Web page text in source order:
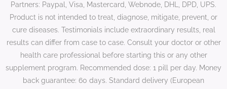
Partners: Paypal, Visa, Mastercard, Webnode, DHL, DPD, UPS.
Product is not intended to treat, diagnose, mitigate, prevent, or
cure diseases. Testimonials include extraordinary results, real
results can differ from case to case. Consult your doctor or other
health care professional before starting this or any other
supplement program. Recommended dose: 1 pill per day. Money
back guarantee: 60 days. Standard delivery (European